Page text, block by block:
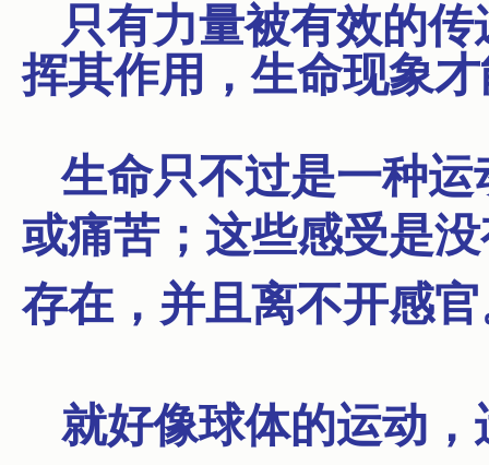
只有力量被有效的
挥其作用，生命现象
生命只不过是一种
或痛苦； 这些感受是
存在，并且离不开感
就好像球体的运动